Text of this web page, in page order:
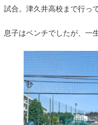
試合。津久井高校まで行っ
息子はベンチでしたが、一